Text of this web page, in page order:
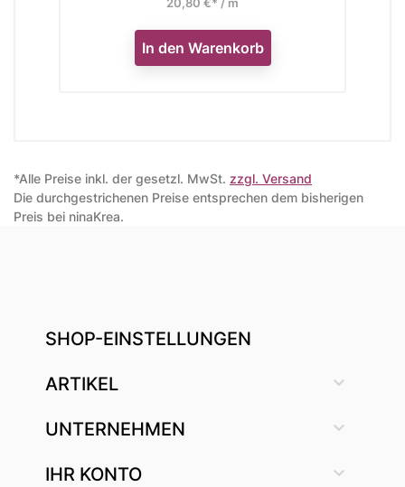
20,80 €* / m
In den Warenkorb
*Alle Preise inkl. der gesetzl. MwSt. zzgl. Versand
Die durchgestrichenen Preise entsprechen dem bisherigen
Preis bei ninaKrea.
SHOP-EINSTELLUNGEN
ARTIKEL 
UNTERNEHMEN 
IHR KONTO 